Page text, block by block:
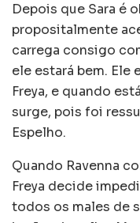
Depois que Sara é
propositalmente
carrega consigo
ele estará bem. Ele
Freya, e quando
surge, pois foi
Espelho.
Quando Ravenna
Freya decide
todos os males de